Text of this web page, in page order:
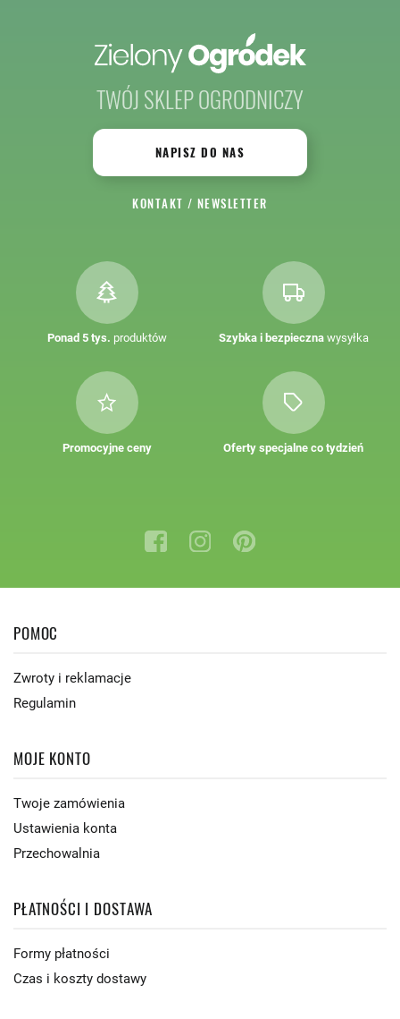
TWÓJ SKLEP OGRODNICZY
NAPISZ DO NAS
KONTAKT / NEWSLETTER
Ponad 5 tys. produktów Szybka i bezpiecznawysyłka
Promocyjne ceny Oferty specjalne co tydzień
POMOC
Zwroty i reklamacje
Regulamin
MOJE KONTO
Twoje zamówienia
Ustawienia konta
Przechowalnia
PŁATNOŚCI I DOSTAWA
Formy płatności
Czas i koszty dostawy